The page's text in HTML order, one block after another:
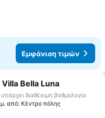
Εμφάνιση τιμών
στα αγαπημένα
Bella Luna
διαθέσιμη βαθμολογία
από: Κέντρο πόλης